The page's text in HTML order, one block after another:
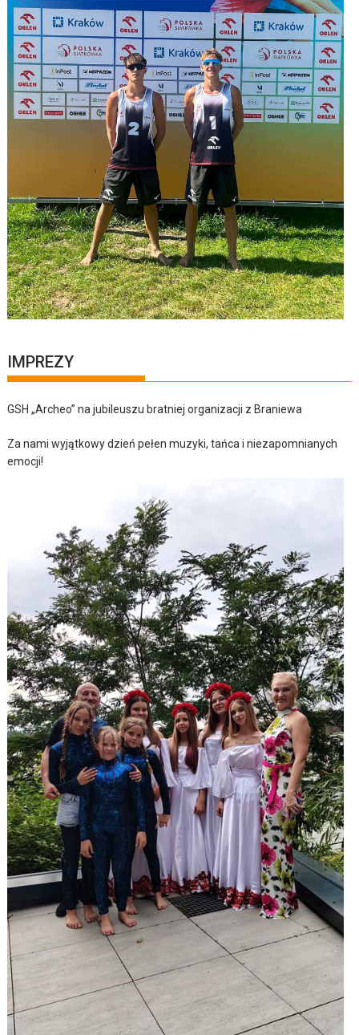
IMPREZY
GSH „Archeo” na jubileuszu bratniej organizacji z Braniewa
Za nami wyjątkowy dzień pełen muzyki, tańca i niezapomnianych
emocji!